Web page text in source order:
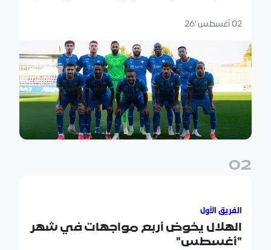
02 أغسطس '26
02
الفريق الأول
الهلال يخوض أربع مواجهات في شهر
"أغسطس"